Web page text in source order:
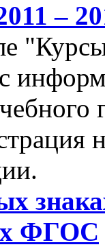
–
ФГОС